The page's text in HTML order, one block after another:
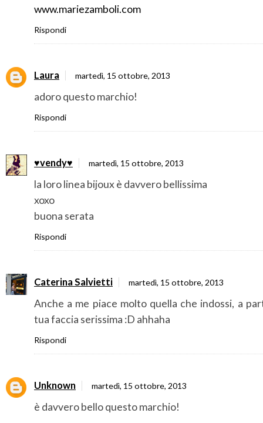
www.mariezamboli.com
Rispondi
Laura martedì, 15 ottobre, 2013
adoro questo marchio!
Rispondi
♥vendy♥ martedì, 15 ottobre, 2013
la loro linea bijoux è davvero bellissima
xoxo
buona serata
Rispondi
Caterina Salvietti martedì, 15 ottobre, 2013
Anche a me piace molto quella che indossi, a
tua faccia serissima :D ahhaha
Rispondi
Unknown martedì, 15 ottobre, 2013
è davvero bello questo marchio!